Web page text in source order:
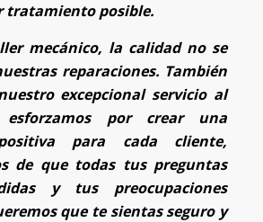
tratamiento posible.
mecánico, la calidad no se
reparaciones. También
excepcional servicio al
por crear una
para cada cliente,
de que todas tus preguntas
y tus preocupaciones
que te sientas seguro y